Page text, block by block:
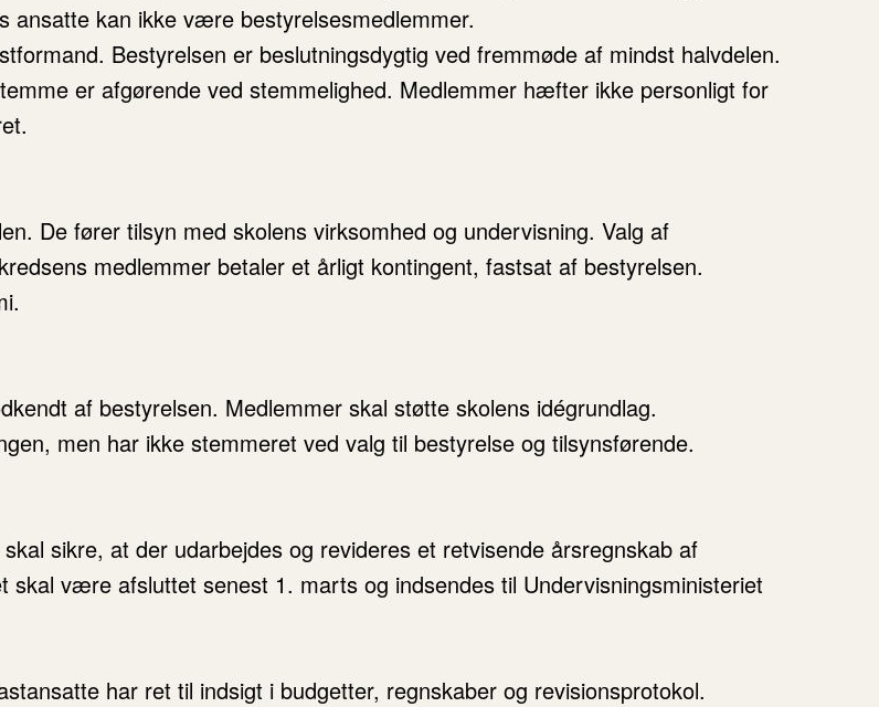
ansatte kan ikke være bestyrelsesmedlemmer.
Bestyrelsen er beslutningsdygtig ved fremmøde af mindst halvdelen.
er afgørende ved stemmelighed. Medlemmer hæfter ikke personligt for
De fører tilsyn med skolens virksomhed og undervisning. Valg af
medlemmer betaler et årligt kontingent, fastsat af bestyrelsen.
af bestyrelsen. Medlemmer skal støtte skolens idégrundlag.
men har ikke stemmeret ved valg til bestyrelse og tilsynsførende.
sikre, at der udarbejdes og revideres et retvisende årsregnskab af
være afsluttet senest 1. marts og indsendes til Undervisningsministeriet
har ret til indsigt i budgetter, regnskaber og revisionsprotokol.